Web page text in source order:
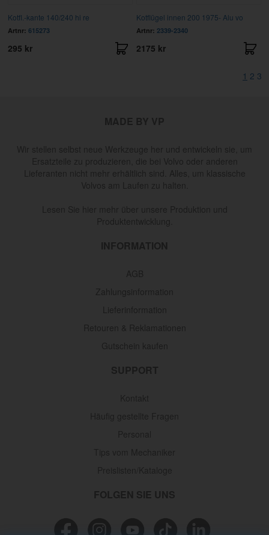
Kotfl.-kante 140/240 hi re
Artnr: 615273
295 kr
Kotflügel innen 200 1975- Alu vo
Artnr: 2339-2340
2175 kr
1 2 3